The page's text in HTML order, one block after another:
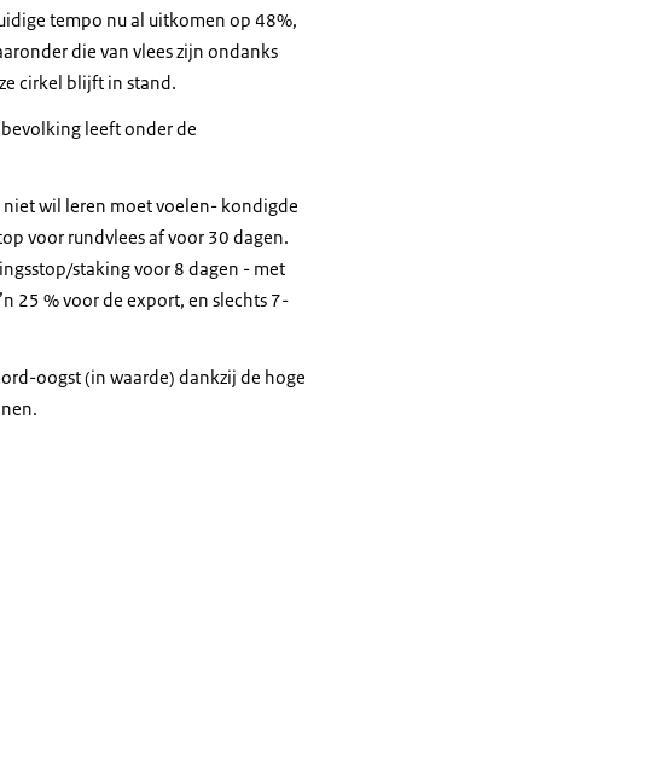
tempo nu al uitkomen op 48%,
die van vlees zijn ondanks
cirkel blijft in stand.
leeft onder de
wil leren moet voelen- kondigde
voor rundvlees af voor 30 dagen.
staking voor 8 dagen - met
25 % voor de export, en slechts 7-
oogst (in waarde) dankzij de hoge